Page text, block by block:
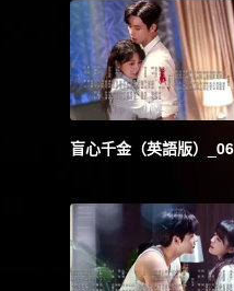
盲心千金（英語版）_06